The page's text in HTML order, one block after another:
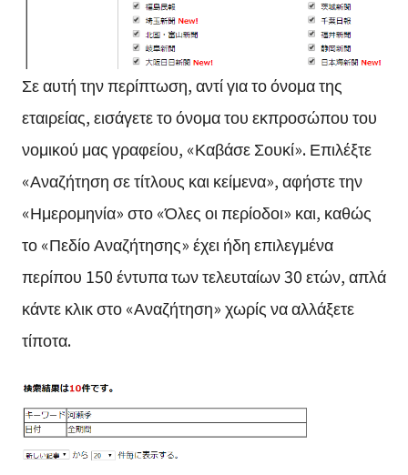
Σε αυτή την περίπτωση, αντί για το όνομα της
εταιρείας, εισάγετε το όνομα του εκπροσώπου του
νομικού μας γραφείου, «Καβάσε Σουκί». Επιλέξτε
«Αναζήτηση σε τίτλους και κείμενα», αφήστε την
«Ημερομηνία» στο «Όλες οι περίοδοι» και, καθώς
το «Πεδίο Αναζήτησης» έχει ήδη επιλεγμένα
περίπου 150 έντυπα των τελευταίων 30 ετών, απλά
κάντε κλικ στο «Αναζήτηση» χωρίς να αλλάξετε
τίποτα.